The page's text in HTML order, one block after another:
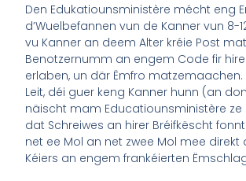
Den Edukatiounsministère mécht eng
d’Wuelbefannen vun de Kanner vun 8-
vu Kanner an deem Alter kréie Post
Benotzernumm an engem Code fir hire
erlaben, un där Ëmfro
Leit, déi guer keng Kanner hunn (an
näischt mam Educatiounsministère ze
dat Schreiwes an hirer Bréifkëscht
net ee Mol an net zwee Mol mee direkt
Kéiers an engem frankéierten